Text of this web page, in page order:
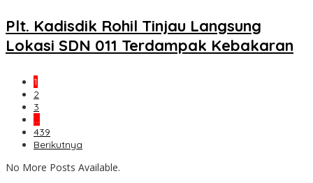
Plt. Kadisdik Rohil Tinjau Langsung
Lokasi SDN 011 Terdampak Kebakaran
1
2
3
…
439
Berikutnya
No More Posts Available.